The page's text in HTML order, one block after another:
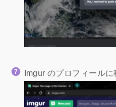
Imgur のプロフィールに